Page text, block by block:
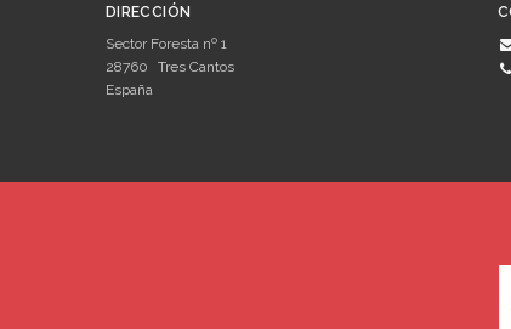
DIRECCIÓN
Sector Foresta nº 1
28760
Tres Cantos
España